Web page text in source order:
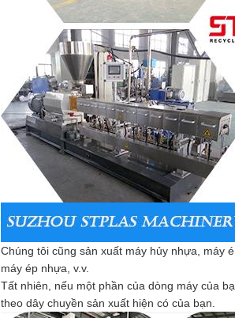
Chúng tôi cũng sản xuất máy hủy nhựa, máy
máy ép nhựa, v.v.
Tất nhiên, nếu một phần của dòng máy của
theo dây chuyền sản xuất hiện có của bạn.